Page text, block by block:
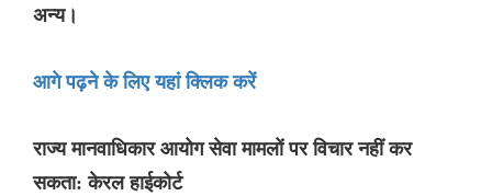
अन्य।
आगे पढ़ने के लिए यहां क्लिक करें
राज्य मानवाधिकार आयोग सेवा मामलों पर विचार नहीं कर
सकता: केरल हाईकोर्ट